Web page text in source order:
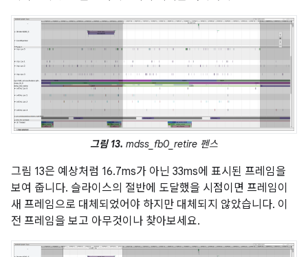
그림 13. mdss_fb0_retire 펜스
그림 13은 예상처럼 16.7ms가 아닌 33ms에 표시된 프레임을
보여 줍니다. 슬라이스의 절반에 도달했을 시점이면 프레임이
새 프레임으로 대체되었어야 하지만 대체되지 않았습니다. 이
전 프레임을 보고 아무것이나 찾아보세요.